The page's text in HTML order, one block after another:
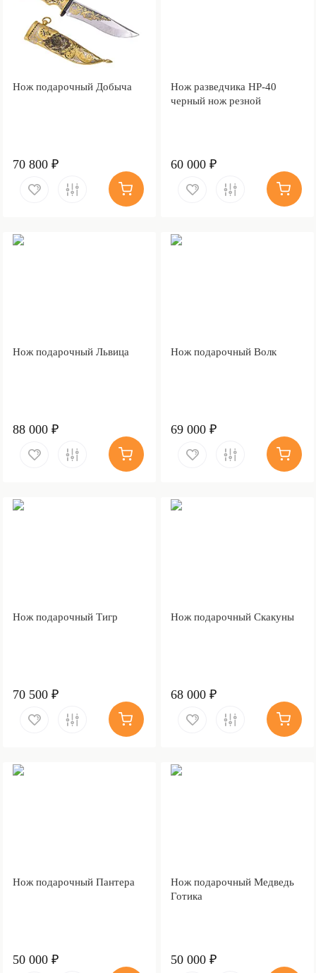
Нож подарочный Добыча
70 800 ₽
Нож разведчика НР-40
черный нож резной
60 000 ₽
Нож подарочный Львица
88 000 ₽
Нож подарочный Волк
69 000 ₽
Нож подарочный Тигр
70 500 ₽
Нож подарочный Скакуны
68 000 ₽
Нож подарочный Пантера
50 000 ₽
Нож подарочный Медведь
Готика
50 000 ₽